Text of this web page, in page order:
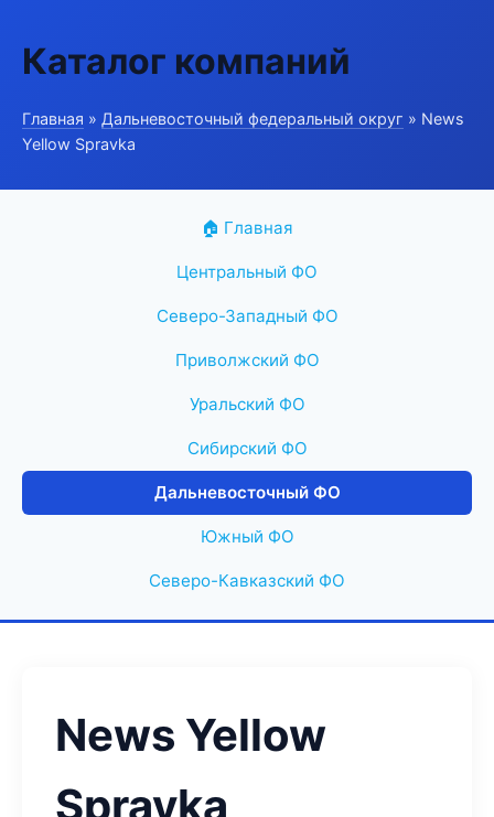
Каталог компаний
Главная » Дальневосточный федеральный округ » News
Yellow Spravka
🏠 Главная
Центральный ФО
Северо-Западный ФО
Приволжский ФО
Уральский ФО
Сибирский ФО
Дальневосточный ФО
Южный ФО
Северо-Кавказский ФО
News Yellow
Spravka